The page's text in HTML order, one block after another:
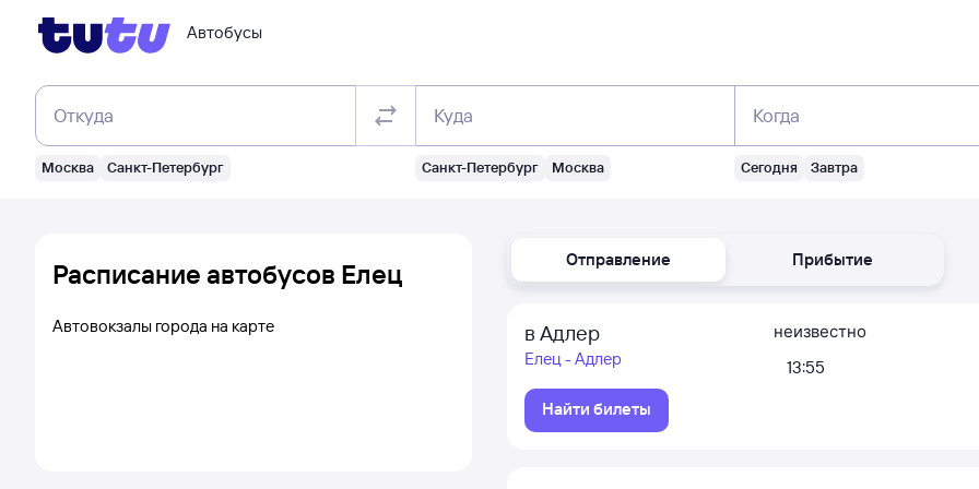
Автобусы
Откуда
Москва Санкт-Петербург
Куда
Санкт-Петербург Москва
Когда
Сегодня Завтра
Отправление Прибытие
в Адлер
Елец - Адлер
Найти билеты
неизвестно
13:55
Расписание автобусов Елец
Автовокзалы города на карте